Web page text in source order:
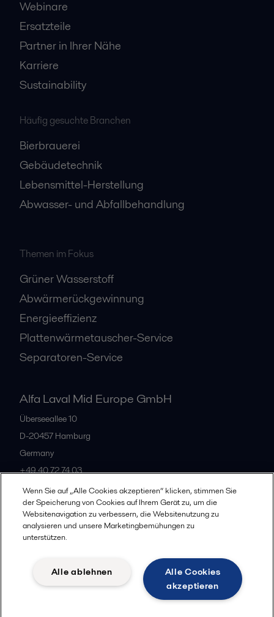
Webinare
Ersatzteile
Partner in Ihrer Nähe
Karriere
Sustainability
Häufig gesuchte Branchen
Bierbrauerei
Gebäudetechnik
Lebensmittel-Herstellung
Abwasser- und Abfallbehandlung
Themen im Fokus
Grüner Wasserstoff
Abwärmerückgewinnung
Energieeffizienz
Plattenwärmetauscher-Service
Separatoren-Service
Alfa Laval Mid Europe GmbH
Überseeallee 10
D-20457 Hamburg
Germany
+49 40 72 74 03
Alle Büros
Cookie-Richtlinien
Impressum
Legal terms and conditions
Wenn Sie auf „Alle Cookies akzeptieren“ klicken, stimmen Sie
der Speicherung von Cookies auf Ihrem Gerät zu, um die
Websitenavigation zu verbessern, die Websitenutzung zu
analysieren und unsere Marketingbemühungen zu
unterstützen.
Alle Cookies
akzeptieren
Alle ablehnen